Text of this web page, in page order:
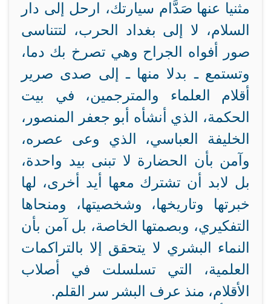
مثنيا عنها صَدَّام سيارتك، ارحل إلى دار
السلام، لا إلى بغداد الحرب، لتتناسى
صور أفواه الجراح وهي تصرخ بك دما،
وتستمع ـ بدلا منها ـ إلى صدى صرير
أقلام العلماء والمترجمين، في بيت
الحكمة، الذي أنشأه أبو جعفر المنصور،
الخليفة العباسي، الذي وعى عصره،
وآمن بأن الحضارة لا تبنى بيد واحدة،
بل لابد أن تشترك معها أيد أخرى، لها
خبرتها وتاريخها، وشخصيتها، ومنحاها
التفكيري، وبصمتها الخاصة، بل آمن بأن
النماء البشري لا يتحقق إلا بالتراكمات
العلمية، التي تسلسلت في أصلاب
الأقلام، منذ عرف البشر سر القلم.